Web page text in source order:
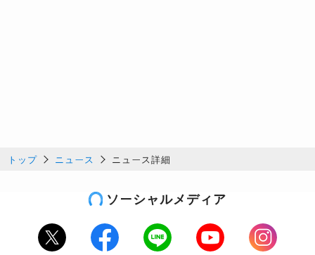
トップ ニュース ニュース詳細
ソーシャルメディア